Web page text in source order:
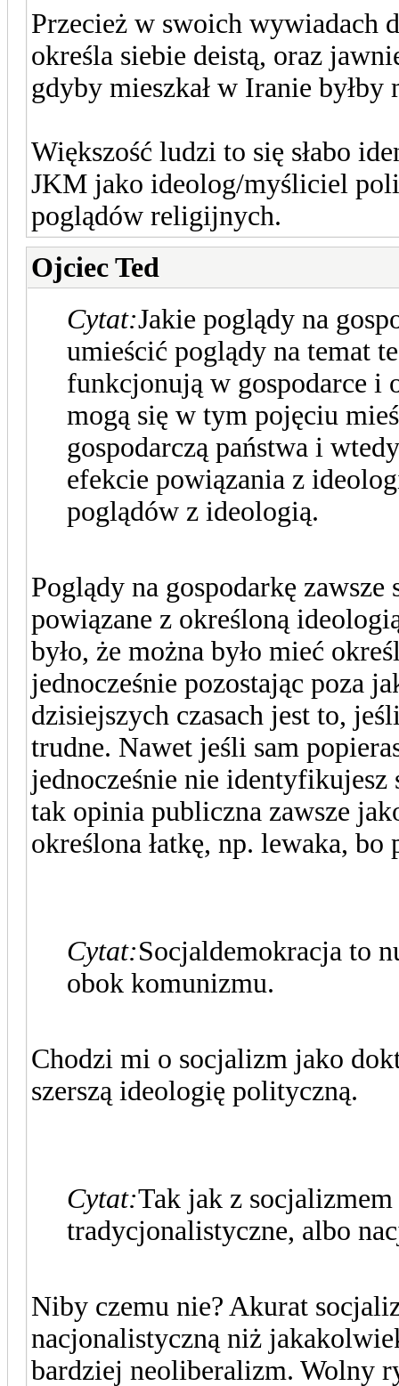
Przecież w swoich wywiadach
określa siebie deistą, oraz
gdyby mieszkał w Iranie byłby
Większość ludzi to się słabo
JKM jako ideolog/myśliciel
poglądów religijnych.
Ojciec Ted
Cytat:Jakie poglądy na
umieścić poglądy na temat
funkcjonują w gospodarce i
mogą się w tym pojęciu
gospodarczą państwa i
efekcie powiązania z
poglądów z ideologią.
Poglądy na gospodarkę
powiązane z określoną
było, że można było mieć
jednocześnie pozostając poza
dzisiejszych czasach jest to,
trudne. Nawet jeśli sam
jednocześnie nie
tak opinia publiczna zawsze
określona łatkę, np. lewaka,
Cytat:Socjaldemokracja to
obok komunizmu.
Chodzi mi o socjalizm jako
szerszą ideologię polityczną.
Cytat:Tak jak z
tradycjonalistyczne, albo
Niby czemu nie? Akurat
nacjonalistyczną niż
bardziej neoliberalizm. Wolny